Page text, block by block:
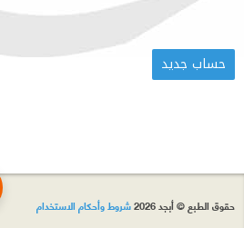
حقوق الطبع © أبجد 2026 شروط وأحكام الاستخدام